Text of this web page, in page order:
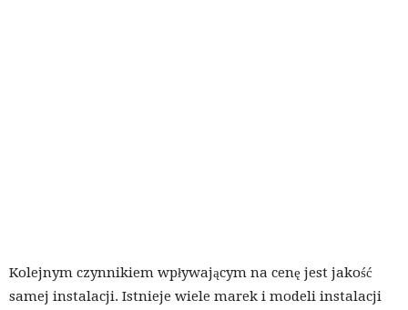
Kolejnym czynnikiem wpływającym na cenę jest jakość
samej instalacji. Istnieje wiele marek i modeli instalacji